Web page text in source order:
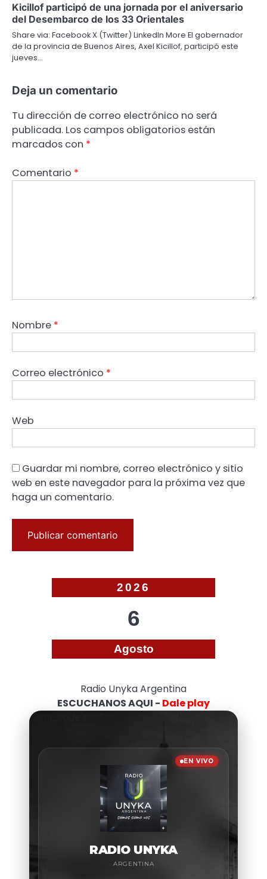
Kicillof participó de una jornada por el aniversario
del Desembarco de los 33 Orientales
Share via: Facebook X (Twitter) LinkedIn More El gobernador
de la provincia de Buenos Aires, Axel Kicillof, participó este
jueves…
Deja un comentario
Tu dirección de correo electrónico no será
publicada. Los campos obligatorios están
marcados con *
Comentario *
Nombre *
Correo electrónico *
Web
Guardar mi nombre, correo electrónico y sitio
web en este navegador para la próxima vez que
haga un comentario.
2026
6
Agosto
Radio Unyka Argentina
ESCUCHANOS AQUI - Dale play